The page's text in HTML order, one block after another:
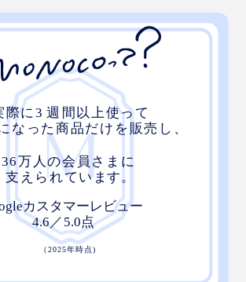
％で、吸放湿性もバツグン。寝汗を
り吸って、放出してくれるから、一晩
サラです。